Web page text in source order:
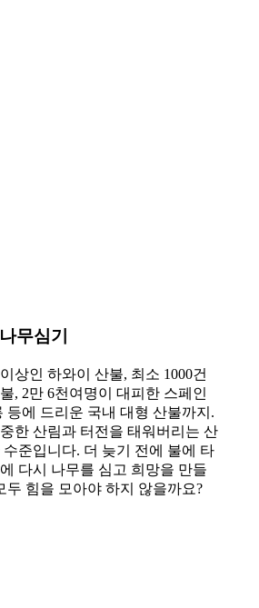
무심기
상인 하와이 산불, 최소 1000건
, 2만 6천여명이 대피한 스페인
등에 드리운 국내 대형 산불까지.
한 산림과 터전을 태워버리는 산
준입니다. 더 늦기 전에 불에 타
다시 나무를 심고 희망을 만들
두 힘을 모아야 하지 않을까요?